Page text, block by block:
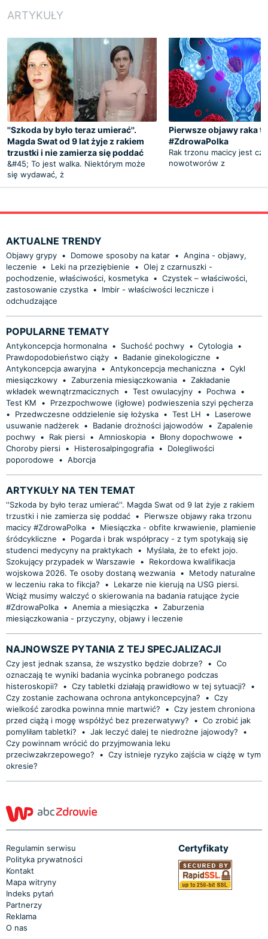
ARTYKUŁY
''Szkoda by było teraz umierać''.
Magda Swat od 9 lat żyje z rakiem
trzustki i nie zamierza się poddać
&#45; To jest walka. Niektórym może
się wydawać, ż
Pierwsze objawy raka
#ZdrowaPolka
Rak trzonu macicy jest
nowotworów z
AKTUALNE TRENDY
Objawy grypy • Domowe sposoby na katar • Angina - objawy,
leczenie
• Leki na przeziębienie • Olej z czarnuszki -
pochodzenie, właściwości, kosmetyka • Czystek – właściwości,
zastosowanie czystka •
Imbir - właściwości lecznicze i
odchudzające
POPULARNE TEMATY
Antykoncepcja hormonalna • Suchość pochwy • Cytologia •
Prawdopodobieństwo ciąży • Badanie ginekologiczne
•
Antykoncepcja awaryjna • Antykoncepcja mechaniczna • Cykl
miesiączkowy • Zaburzenia miesiączkowania • Zakładanie
wkładek wewnątrzmacicznych
• Test owulacyjny • Pochwa •
Test KM
•
Przezpochwowe (igłowe) podwieszenia szyi pęcherza
•
Przedwczesne oddzielenie się łożyska • Test LH •
Laserowe
usuwanie nadżerek • Badanie drożności jajowodów • Zapalenie
pochwy • Rak piersi • Amnioskopia • Błony dopochwowe
•
Choroby piersi • Histerosalpingografia •
Dolegliwości
poporodowe
• Aborcja
ARTYKUŁY NA TEN TEMAT
''Szkoda by było teraz umierać''. Magda Swat od 9 lat żyje z rakiem
trzustki i nie zamierza się poddać •
Pierwsze objawy raka trzonu
macicy #ZdrowaPolka •
Miesiączka - obfite krwawienie, plamienie
śródcykliczne
•
Pogarda i brak współpracy - z tym spotykają się
studenci medycyny na praktykach
•
Myślała, że to efekt jojo.
Szokujący przypadek w Warszawie
•
Rekordowa kwalifikacja
wojskowa 2026. Te osoby dostaną wezwania •
Metody naturalne
w leczeniu raka to fikcja?
•
Lekarze nie kierują na USG piersi.
Wciąż musimy walczyć o skierowania na badania ratujące życie
#ZdrowaPolka • Anemia a miesiączka • Zaburzenia
miesiączkowania - przyczyny, objawy i leczenie
NAJNOWSZE PYTANIA Z TEJ SPECJALIZACJI
Czy jest jednak szansa, że wszystko będzie dobrze? • Co
oznaczają te wyniki badania wycinka pobranego podczas
histeroskopii?
• Czy tabletki działają prawidłowo w tej sytuacji?
•
Czy zostanie zachowana ochrona antykoncepcyjna?
• Czy
wielkość zarodka powinna mnie martwić?
• Czy jestem chroniona
przed ciążą i mogę współżyć bez prezerwatywy?
• Co zrobić jak
pomyliłam tabletki?
• Jak leczyć dalej te niedrożne jajowody?
•
Czy powinnam wrócić do przyjmowania leku
przeciwzakrzepowego?
• Czy istnieje ryzyko zajścia w ciążę w tym
okresie?
Regulamin serwisu
Polityka prywatności
Kontakt
Mapa witryny
Indeks pytań
Partnerzy
Reklama
O nas
Certyfikaty